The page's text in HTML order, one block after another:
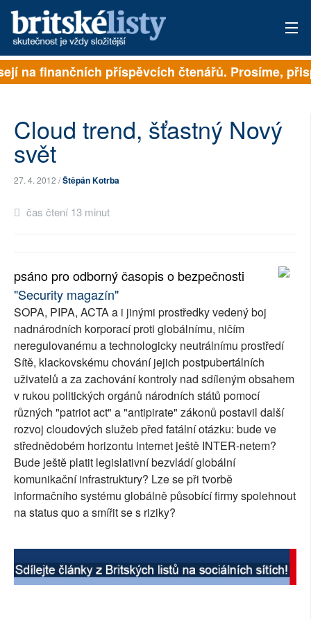
PŘIHLÁSIT
ARCHIV
PŘÍSPĚVKY NA PROVOZ
SOCIÁLNÍ SÍTĚ
RUBRIKY
PLNÁ VERZE STRÁNEK
na finančních příspěvcích čtenářů. Prosíme,
Cloud trend, šťastný Nový
svět
27. 4. 2012 /Štěpán Kotrba
čas čtení 13 minut
psáno pro odborný časopis o bezpečnosti
"Security magazín"
SOPA, PIPA, ACTA a i jinými prostředky vedený boj
nadnárodních korporací proti globálnímu, ničím
neregulovanému a technologicky neutrálnímu prostředí
Sítě, klackovskému chování jejich postpubertálních
uživatelů a za zachování kontroly nad sdíleným obsahem
v rukou politických orgánů národních států pomocí
různých "patriot act" a "antipirate" zákonů postavil další
rozvoj cloudových služeb před fatální otázku: bude ve
střednědobém horizontu internet ještě INTER-netem?
Bude ještě platit legislativní bezvládí globální
komunikační infrastruktury? Lze se při tvorbě
informačního systému globálně působící firmy spolehnout
na status quo a smířit se s riziky?